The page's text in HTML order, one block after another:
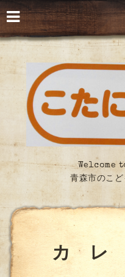
Welcome
青森市のこ
カ レ